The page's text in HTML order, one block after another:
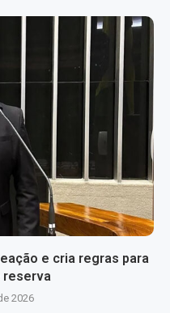
e cria regras para
reserva
2026